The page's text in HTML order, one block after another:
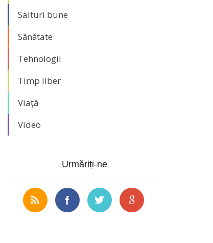
Saituri bune
Sănătate
Tehnologii
Timp liber
Viață
Video
Urmăriți-ne